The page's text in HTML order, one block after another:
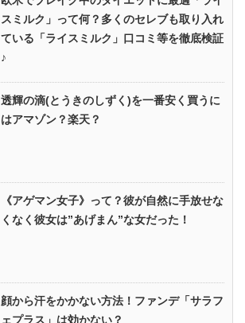
スミルク」って何？多くのセレブも取り入れ
ている「ライスミルク」口コミ等を徹底検証
♪
透輝の滴(とうきのしずく)を一番安く買うに
はアマゾン？楽天？
《アゲマン女子》って？彼が自然に手放せな
くなく彼女は”あげまん”な女だった！
顔から汗をかかない方法！ファンデ「サラフ
ェプラス」は効かない？